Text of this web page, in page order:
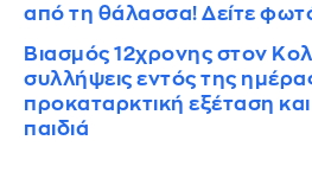
από τη θάλασσα! Δείτε
Βιασμός 12χρονης στον
συλλήψεις εντός της
προκαταρκτική εξέταση
παιδιά